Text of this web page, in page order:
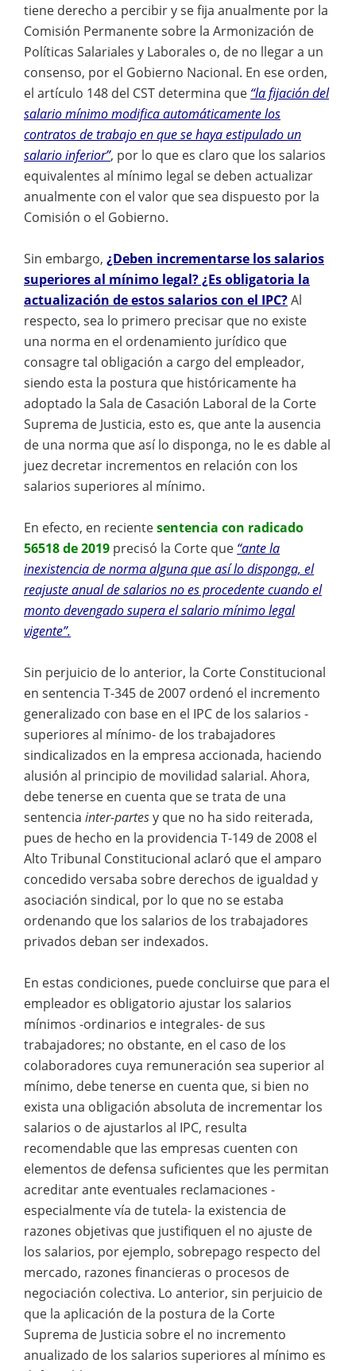
tiene derecho a percibir y se fija anualmente por la
Comisión Permanente sobre la Armonización de
Políticas Salariales y Laborales o, de no llegar a un
consenso, por el Gobierno Nacional. En ese orden,
el artículo 148 del CST determina que “la fijación del
salario mínimo modifica automáticamente los
contratos de trabajo en que se haya estipulado un
salario inferior”, por lo que es claro que los salarios
equivalentes al mínimo legal se deben actualizar
anualmente con el valor que sea dispuesto por la
Comisión o el Gobierno.
Sin embargo, ¿Deben incrementarse los salarios
superiores al mínimo legal? ¿Es obligatoria la
actualización de estos salarios con el IPC?Al
respecto, sea lo primero precisar que no existe
una norma en el ordenamiento jurídico que
consagre tal obligación a cargo del empleador,
siendo esta la postura que históricamente ha
adoptado la Sala de Casación Laboral de la Corte
Suprema de Justicia, esto es, que ante la ausencia
de una norma que así lo disponga, no le es dable al
juez decretar incrementos en relación con los
salarios superiores al mínimo.
En efecto, en recientesentencia con radicado
56518 de 2019 precisó la Corte que “ante la
inexistencia de norma alguna que así lo disponga, el
reajuste anual de salarios no es procedente cuando el
monto devengado supera el salario mínimo legal
vigente”.
Sin perjuicio de lo anterior, la Corte Constitucional
en sentencia T-345 de 2007 ordenó el incremento
generalizado con base en el IPC de los salarios -
superiores al mínimo- de los trabajadores
sindicalizados en la empresa accionada, haciendo
alusión al principio de movilidad salarial. Ahora,
debe tenerse en cuenta que se trata de una
sentencia inter-partesy que no ha sido reiterada,
pues de hecho en la providencia T-149 de 2008 el
Alto Tribunal Constitucional aclaró que el amparo
concedido versaba sobre derechos de igualdad y
asociación sindical, por lo que no se estaba
ordenando que los salarios de los trabajadores
privados deban ser indexados.
En estas condiciones, puede concluirse que para el
empleador es obligatorio ajustar los salarios
mínimos -ordinarios e integrales- de sus
trabajadores; no obstante, en el caso de los
colaboradores cuya remuneración sea superior al
mínimo, debe tenerse en cuenta que, si bien no
exista una obligación absoluta de incrementar los
salarios o de ajustarlos al IPC, resulta
recomendable que las empresas cuenten con
elementos de defensa suficientes que les permitan
acreditar ante eventuales reclamaciones -
especialmente vía de tutela- la existencia de
razones objetivas que justifiquen el no ajuste de
los salarios, por ejemplo, sobrepago respecto del
mercado, razones financieras o procesos de
negociación colectiva. Lo anterior, sin perjuicio de
que la aplicación de la postura de la Corte
Suprema de Justicia sobre el no incremento
anualizado de los salarios superiores al mínimo es